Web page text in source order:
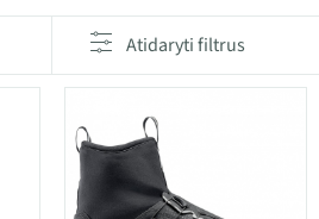
Atidaryti filtrus